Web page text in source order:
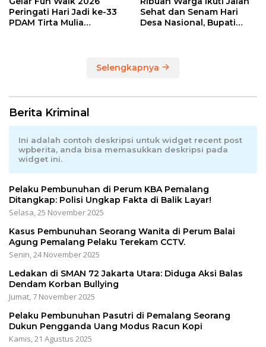
Peringati Hari Jadi ke-33
PDAM Tirta Mulia
Sehat dan Senam Hari
Desa Nasional, Bupati
Selengkapnya
Berita Kriminal
Ini adalah contoh deskripsi untuk widget recent post
wpberita, anda bisa memasukkan deskripsi pada
widget ini.
Pelaku Pembunuhan di Perum KBA Pemalang
Ditangkap: Polisi Ungkap Fakta di Balik Layar!
Selasa, 25 November 2025
Kasus Pembunuhan Seorang Wanita di Perum Balai
Agung Pemalang Pelaku Terekam CCTV.
Senin, 24 November 2025
Ledakan di SMAN 72 Jakarta Utara: Diduga Aksi Balas
Dendam Korban Bullying
Jumat, 7 November 2025
Pelaku Pembunuhan Pasutri di Pemalang Seorang
Dukun Pengganda Uang Modus Racun Kopi
Kamis, 21 Agustus 2025